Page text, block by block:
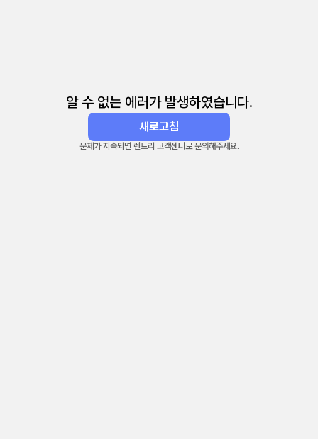
알 수 없는 에러가 발생하였습니다.
새로고침
문제가 지속되면 렌트리 고객센터로 문의해주세요.